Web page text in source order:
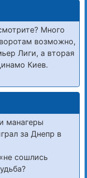
Много
возможно,
Лиги, а вторая
Киев.
манагеры
за Днепр в
сошлись